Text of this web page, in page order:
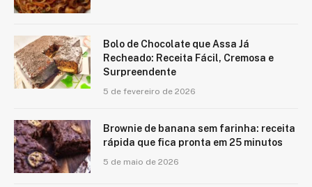
Bolo de Chocolate que Assa Já
Recheado: Receita Fácil, Cremosa e
Surpreendente
5 de fevereiro de 2026
Brownie de banana sem farinha: receita
rápida que fica pronta em 25 minutos
5 de maio de 2026